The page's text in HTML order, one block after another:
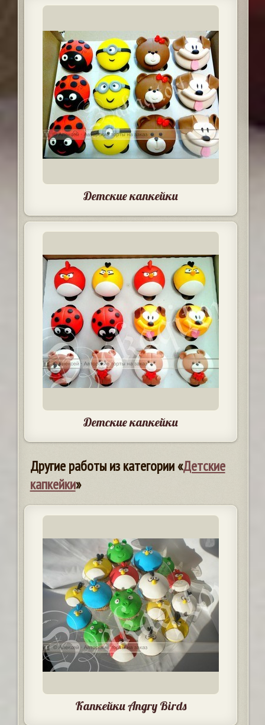
Детские капкейки
Детские капкейки
Другие работы из категории «Детские
капкейки»
Капкейки Angry Birds